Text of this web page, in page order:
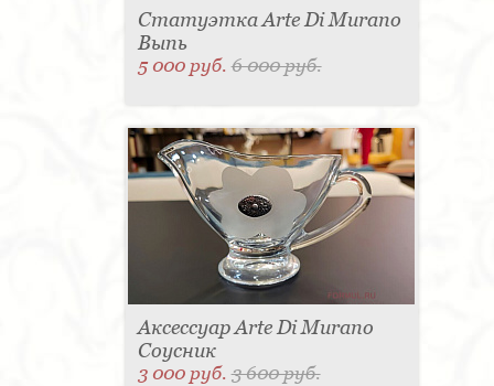
Статуэтка Arte Di Murano
Выпь
5 000 руб.6 000 руб.
Аксессуар Arte Di Murano
Соусник
3 000 руб.3 600 руб.